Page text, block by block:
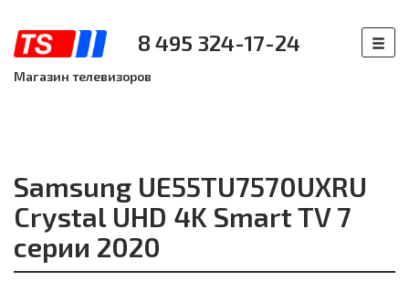
8 495 324-17-24
Магазин телевизоров
Samsung UE55TU7570UXRU
Crystal UHD 4K Smart TV 7
серии 2020